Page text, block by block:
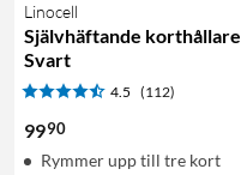
Linocell
Självhäftande korthållare
Svart
4.5 (112)
9990
Rymmer upp till tre kort